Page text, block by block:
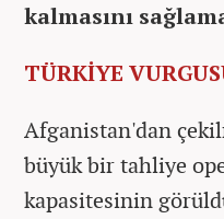
kalmasını
TÜRKİYE
Afganistan'dan
büyük bir tahliye
kapasitesinin